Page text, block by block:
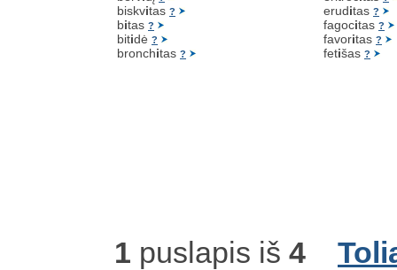
biskvitas ?
bitas ?
bitidė ?
bronchitas ?
eruditas ?
fagocitas ?
favoritas ?
fetišas ?
1 puslapis iš 4